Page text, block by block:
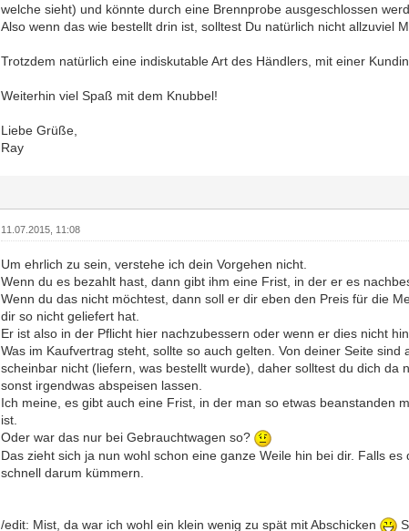
welche sieht) und könnte durch eine Brennprobe ausgeschlossen
Also wenn das wie bestellt drin ist, solltest Du natürlich nicht allzuviel
Trotzdem natürlich eine indiskutable Art des Händlers, mit einer
Weiterhin viel Spaß mit dem Knubbel!
Liebe Grüße,
Ray
11.07.2015, 11:08
Um ehrlich zu sein, verstehe ich dein Vorgehen nicht.
Wenn du es bezahlt hast, dann gibt ihm eine Frist, in der er es
Wenn du das nicht möchtest, dann soll er dir eben den Preis für die
dir so nicht geliefert hat.
Er ist also in der Pflicht hier nachzubessern oder wenn er dies nicht
Was im Kaufvertrag steht, sollte so auch gelten. Von deiner Seite
scheinbar nicht (liefern, was bestellt wurde), daher solltest du dich
sonst irgendwas abspeisen lassen.
Ich meine, es gibt auch eine Frist, in der man so etwas beanstanden
ist.
Oder war das nur bei Gebrauchtwagen so?
Das zieht sich ja nun wohl schon eine ganze Weile hin bei dir. Falls
schnell darum kümmern.
/edit: Mist, da war ich wohl ein klein wenig zu spät mit Abschicken